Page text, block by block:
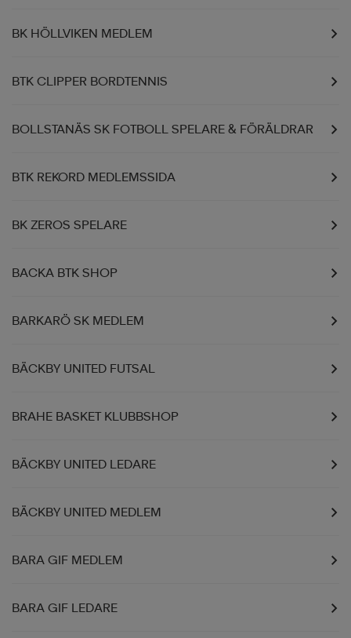
BK HÖLLVIKEN MEDLEM
BTK CLIPPER BORDTENNIS
BOLLSTANÄS SK FOTBOLL SPELARE & FÖRÄLDRAR
BTK REKORD MEDLEMSSIDA
BK ZEROS SPELARE
BACKA BTK SHOP
BARKARÖ SK MEDLEM
BÄCKBY UNITED FUTSAL
BRAHE BASKET KLUBBSHOP
BÄCKBY UNITED LEDARE
BÄCKBY UNITED MEDLEM
BARA GIF MEDLEM
BARA GIF LEDARE